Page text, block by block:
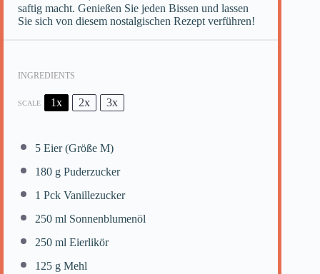
saftig macht. Genießen Sie jeden Bissen und lassen
Sie sich von diesem nostalgischen Rezept verführen!
INGREDIENTS
SCALE 1x 2x 3x
5 Eier (Größe M)
180 g Puderzucker
1 Pck Vanillezucker
250 ml Sonnenblumenöl
250 ml Eierlikör
125 g Mehl